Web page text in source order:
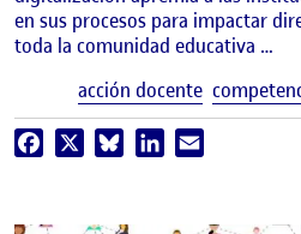
en sus procesos para impactar
toda la comunidad educativa …
acción docente
Facebook BlueskyLinkedIn